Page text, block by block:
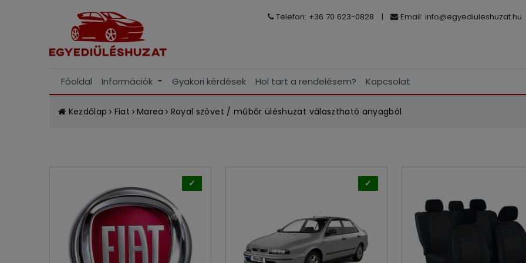
Telefon: +36 70 623-0828 | Email: info@egyediuleshuzat.hu
Főoldal Információk Gyakori kérdések Hol tart a rendelésem? Kapcsolat
Kezdőlap Fiat Marea Royal szövet / műbőr üléshuzat választható anyagból
✓ ✓